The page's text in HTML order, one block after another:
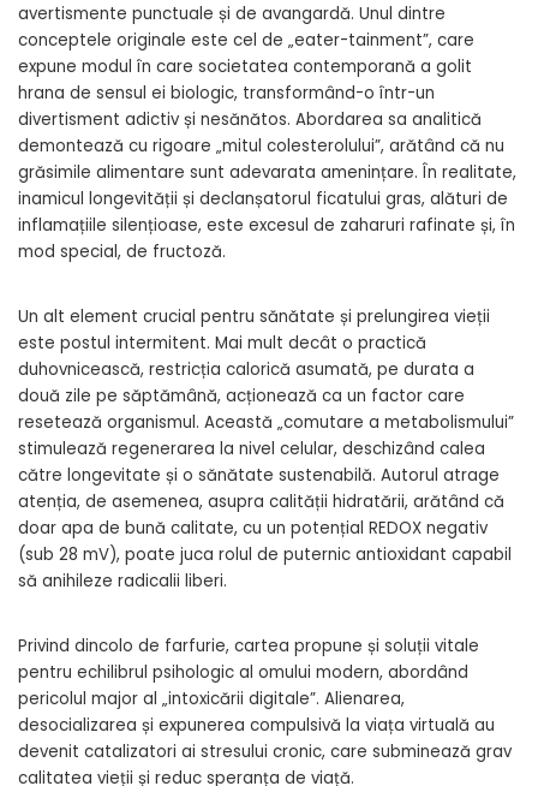
avertismente punctuale și de avangardă. Unul dintre
conceptele originale este cel de „eater-tainment”, care
expune modul în care societatea contemporană a golit
hrana de sensul ei biologic, transformând-o într-un
divertisment adictiv și nesănătos. Abordarea sa analitică
demontează cu rigoare „mitul colesterolului”, arătând că nu
grăsimile alimentare sunt adevarata amenințare. În realitate,
inamicul longevității și declanșatorul ficatului gras, alături de
inflamațiile silențioase, este excesul de zaharuri rafinate și, în
mod special, de fructoză.
Un alt element crucial pentru sănătate și prelungirea vieții
este postul intermitent. Mai mult decât o practică
duhovnicească, restricția calorică asumată, pe durata a
două zile pe săptămână, acționează ca un factor care
resetează organismul. Această „comutare a metabolismului”
stimulează regenerarea la nivel celular, deschizând calea
către longevitate și o sănătate sustenabilă. Autorul atrage
atenția, de asemenea, asupra calității hidratării, arătând că
doar apa de bună calitate, cu un potențial REDOX negativ
(sub 28 mV), poate juca rolul de puternic antioxidant capabil
să anihileze radicalii liberi.
Privind dincolo de farfurie, cartea propune și soluții vitale
pentru echilibrul psihologic al omului modern, abordând
pericolul major al „intoxicării digitale”. Alienarea,
desocializarea și expunerea compulsivă la viața virtuală au
devenit catalizatori ai stresului cronic, care subminează grav
calitatea vieții și reduc speranța de viață.